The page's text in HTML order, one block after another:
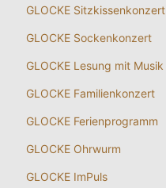
GLOCKE Sitzkissenkonzert
GLOCKE Sockenkonzert
GLOCKE Lesung mit Musik
GLOCKE Familienkonzert
GLOCKE Ferienprogramm
GLOCKE Ohrwurm
GLOCKE ImPuls